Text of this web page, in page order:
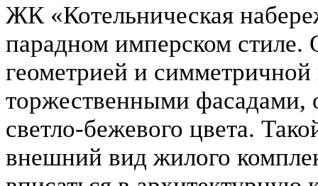
ЖК «Котельническая
парадном имперском
геометрией и
торжественными
светло-бежевого цвета.
внешний вид жилого